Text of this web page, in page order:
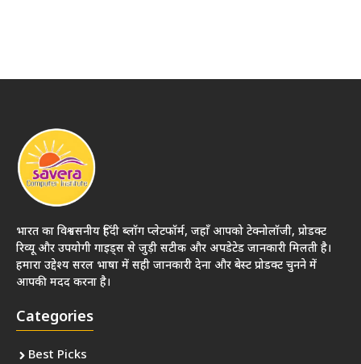
भारत का विश्वसनीय हिंदी ब्लॉग प्लेटफॉर्म, जहाँ आपको टेक्नोलॉजी, प्रोडक्ट
रिव्यू और उपयोगी गाइड्स से जुड़ी सटीक और अपडेटेड जानकारी मिलती है।
हमारा उद्देश्य सरल भाषा में सही जानकारी देना और बेस्ट प्रोडक्ट चुनने में
आपकी मदद करना है।
Categories
Best Picks